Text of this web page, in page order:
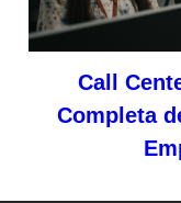
Call
Completa